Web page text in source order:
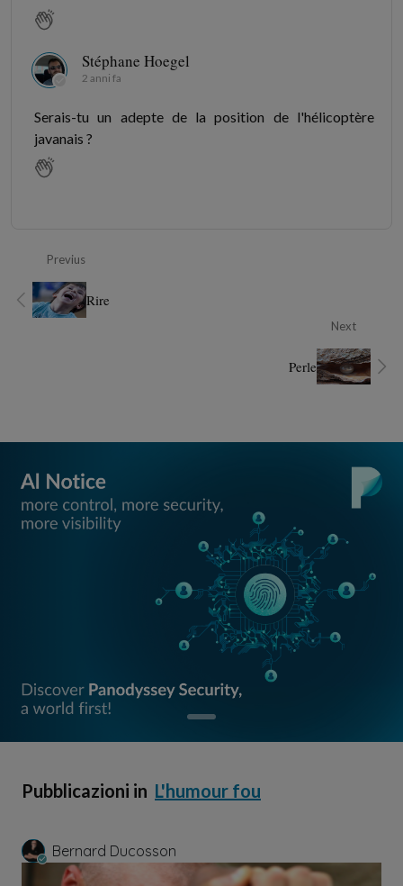
Stéphane Hoegel
2 anni fa
Serais-tu un adepte de la position de l'hélicoptère
javanais ?
Previus
Rire
Next
Perle
Pubblicazioni in L'humour fou
Bernard Ducosson